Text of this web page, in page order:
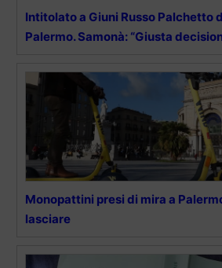
Intitolato a Giuni Russo Palchetto
Palermo. Samonà: “Giusta
Monopattini presi di mira a
lasciare